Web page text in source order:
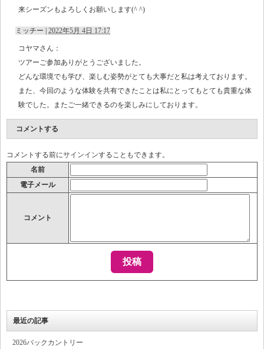
来シーズンもよろしくお願いします(^ ^)
ミッチー 2022年5月 4日 17:17
コヤマさん：
ツアーご参加ありがとうございました。
どんな環境でも学び、楽しむ姿勢がとても大事だと私は考えております。
また、今回のような体験を共有できたことは私にとってもとても貴重な体
験でした。またご一緒できるのを楽しみにしております。
コメントする
コメントする前にサインインすることもできます。
名前
電子メール
コメント
最近の記事
2026バックカントリー